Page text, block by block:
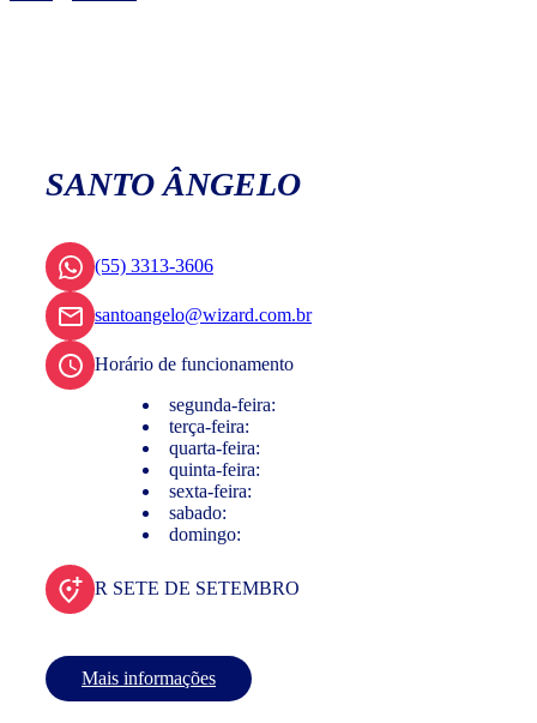
SANTO ÂNGELO
(55) 3313-3606
santoangelo@wizard.com.br
Horário de funcionamento
segunda-feira:
terça-feira:
quarta-feira:
quinta-feira:
sexta-feira:
sabado:
domingo:
R SETE DE SETEMBRO
Mais informações